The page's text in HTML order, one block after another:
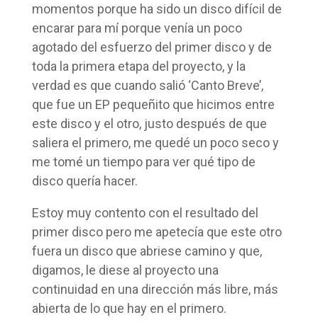
momentos porque ha sido un disco difícil de
encarar para mí porque venía un poco
agotado del esfuerzo del primer disco y de
toda la primera etapa del proyecto, y la
verdad es que cuando salió ‘Canto Breve’,
que fue un EP pequeñito que hicimos entre
este disco y el otro, justo después de que
saliera el primero, me quedé un poco seco y
me tomé un tiempo para ver qué tipo de
disco quería hacer.
Estoy muy contento con el resultado del
primer disco pero me apetecía que este otro
fuera un disco que abriese camino y que,
digamos, le diese al proyecto una
continuidad en una dirección más libre, más
abierta de lo que hay en el primero.